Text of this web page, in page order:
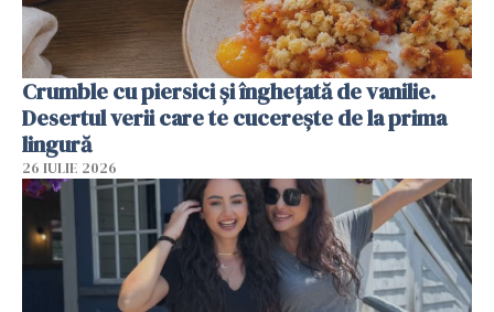
Crumble cu piersici și înghețată de vanilie.
Desertul verii care te cucerește de la prima
lingură
26 IULIE 2026